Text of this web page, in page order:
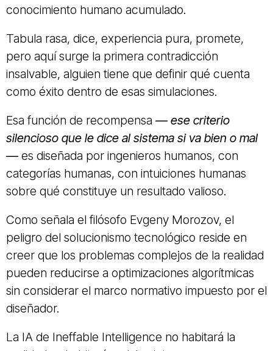
conocimiento humano acumulado.
Tabula rasa, dice, experiencia pura, promete,
pero aquí surge la primera contradicción
insalvable, alguien tiene que definir qué cuenta
como éxito dentro de esas simulaciones.
Esa función de recompensa — ese criterio
silencioso que le dice al sistema si va bien o mal
— es diseñada por ingenieros humanos, con
categorías humanas, con intuiciones humanas
sobre qué constituye un resultado valioso.
Como señala el filósofo Evgeny Morozov, el
peligro del solucionismo tecnológico reside en
creer que los problemas complejos de la realidad
pueden reducirse a optimizaciones algorítmicas
sin considerar el marco normativo impuesto por el
diseñador.
La IA de Ineffable Intelligence no habitará la